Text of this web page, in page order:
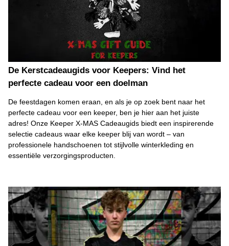
De Kerstcadeaugids voor Keepers: Vind het
perfecte cadeau voor een doelman
De feestdagen komen eraan, en als je op zoek bent naar het
perfecte cadeau voor een keeper, ben je hier aan het juiste
adres! Onze Keeper X-MAS Cadeaugids biedt een inspirerende
selectie cadeaus waar elke keeper blij van wordt – van
professionele handschoenen tot stijlvolle winterkleding en
essentiële verzorgingsproducten.